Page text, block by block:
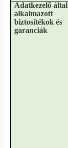
Adatkezelő által
alkalmazott
biztosítékok és
garanciák